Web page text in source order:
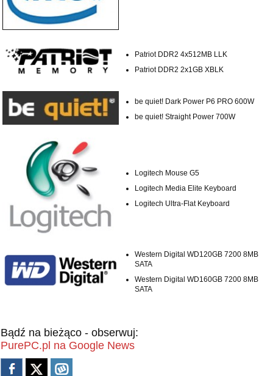
Patriot DDR2 4x512MB LLK
Patriot DDR2 2x1GB XBLK
be quiet! Dark Power P6 PRO 600W
be quiet! Straight Power 700W
Logitech Mouse G5
Logitech Media Elite Keyboard
Logitech Ultra-Flat Keyboard
Western Digital WD120GB 7200 8MB
SATA
Western Digital WD160GB 7200 8MB
SATA
Bądź na bieżąco - obserwuj:
PurePC.pl na Google News